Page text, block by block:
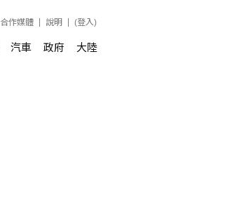
合作媒體 說明 (登入)
汽車 政府 大陸